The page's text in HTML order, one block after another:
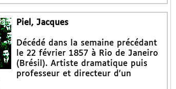
Piel, Jacques
Décédé dans la semaine précédant
le 22 février 1857 à Rio de Janeiro
(Brésil). Artiste dramatique puis
professeur et directeur d’un